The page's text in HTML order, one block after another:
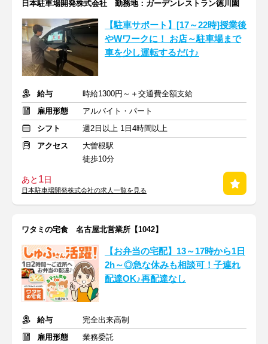
日本駐車場開発株式会社 勤務地：ガーデンレストラン徳川園
【駐車サポート】[17～22時]授業後
やWワークに！ お店～駐車場まで
車を少し運転するだけ♪
給与
時給1300円～＋交通費全額支給
雇用形態
アルバイト・パート
シフト
週2日以上 1日4時間以上
アクセス
大曽根駅
徒歩10分
あと 1日
日本駐車場開発株式会社の求人一覧を見る
ワタミの宅食 名古屋北営業所【1042】
【お弁当の宅配】13～17時から1日
2h～◎急な休みも相談可！子連れ
配達OK♪再配達なし
給与
完全出来高制
雇用形態
業務委託